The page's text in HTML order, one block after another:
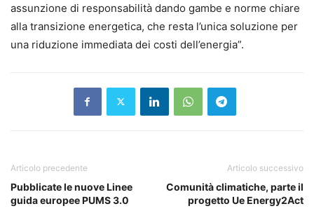
assunzione di responsabilità dando gambe e norme chiare
alla transizione energetica, che resta l’unica soluzione per
una riduzione immediata dei costi dell’energia”.
Articolo precedente
Pubblicate le nuove Linee
guida europee PUMS 3.0
Articolo successivo
Comunità climatiche, parte il
progetto Ue Energy2Act